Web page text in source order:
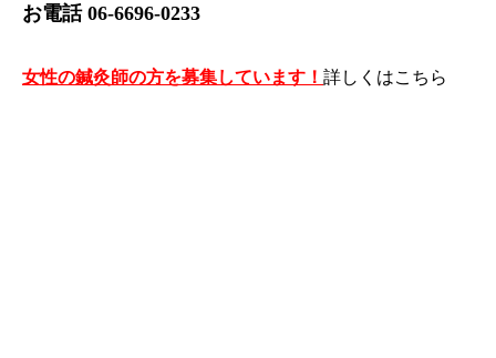
お電話 06-6696-0233
女性の鍼灸師の方を募集しています！ 詳しくはこちら